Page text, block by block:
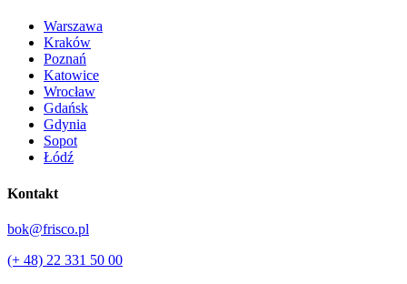
Warszawa
Kraków
Poznań
Katowice
Wrocław
Gdańsk
Gdynia
Sopot
Łódź
Kontakt
bok@frisco.pl
(+ 48) 22 331 50 00